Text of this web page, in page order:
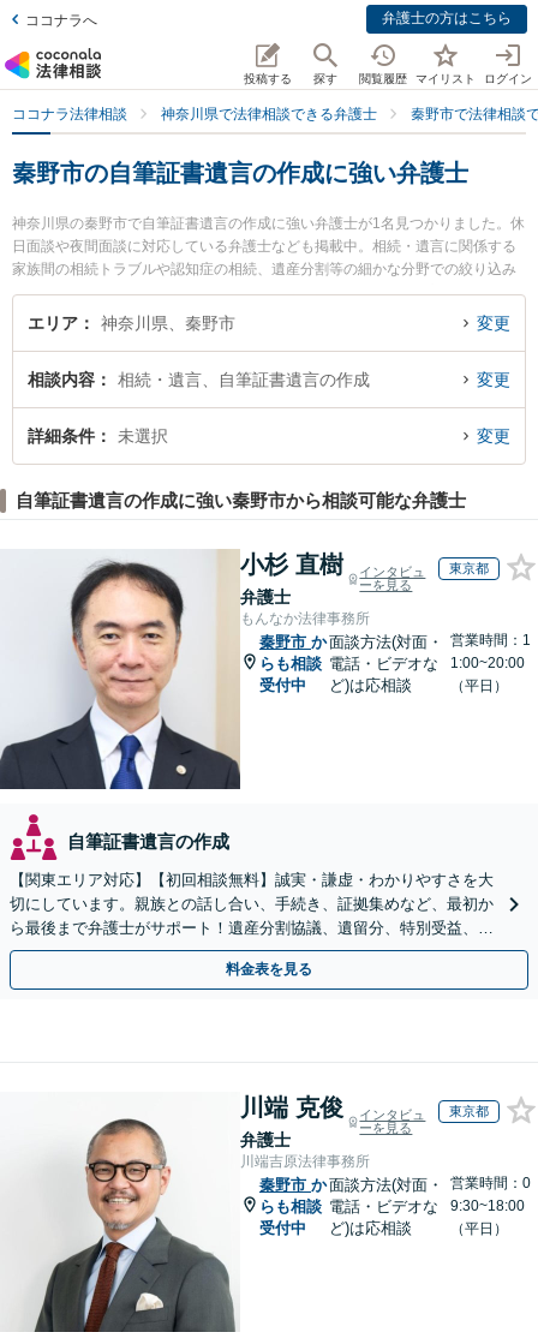
ココナラへ 弁護士の方はこちら
投稿する 探す 閲覧履歴 マイリスト ログイン
ココナラ法律相談 神奈川県で法律相談できる弁護士 秦野市で法律相談
秦野市の自筆証書遺言の作成に強い弁護士
神奈川県の秦野市で自筆証書遺言の作成に強い弁護士が1名見つかりました。休
日面談や夜間面談に対応している弁護士なども掲載中。相続・遺言に関係する
家族間の相続トラブルや認知症の相続、遺産分割等の細かな分野での絞り込み
検索もでき便利です。特に谷岡法律事務所の谷岡 親秀弁護士のプロフィール情
報や弁護士費用、強みなどが注目されています。『秦野市で土日や夜間に発生
相談無料で自筆証書遺言の作成を法律相談できる秦野市内の弁護士に相談予約
したい』などでお困りの相談者さんにおすすめです。
エリア 神奈川県、秦野市 変更
相談内容 相続・遺言、自筆証書遺言の作成 変更
詳細条件 未選択 変更
自筆証書遺言の作成に強い秦野市から相談可能な弁護士
小杉 直樹
弁護士
インタビュ
ーを見る
東京都
もんなか法律事務所
秦野市 か
らも相談
受付中
面談方法(対面・
電話・ビデオな
ど)は応相談
営業時間：1
1:00~20:00
（平日）
自筆証書遺言の作成
【関東エリア対応】【初回相談無料】誠実・謙虚・わかりやすさを大
切にしています。親族との話し合い、手続き、証拠集めなど、最初か
ら最後まで弁護士がサポート！遺産分割協議、遺留分、特別受益、使
い込み、相続放棄など、お任せ【弁護士歴15年以上】
料金表を見る
川端 克俊
弁護士
インタビュ
ーを見る
東京都
川端吉原法律事務所
秦野市 か
らも相談
受付中
面談方法(対面・
電話・ビデオな
ど)は応相談
営業時間：0
9:30~18:00
（平日）